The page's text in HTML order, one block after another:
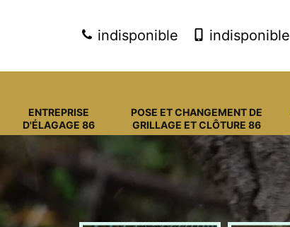
indisponible indisponible
ENTREPRISE
D'ÉLAGAGE 86
POSE ET CHANGEMENT DE
GRILLAGE ET CLÔTURE 86